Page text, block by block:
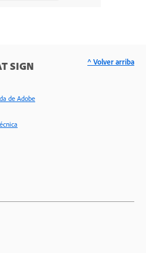
SIGN
de Adobe
^ Volver arriba